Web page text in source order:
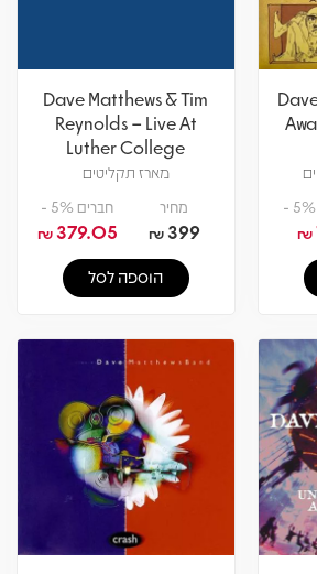
₪
Dave Matthews & Tim
Reynolds – Live At
Luther College
מארז תקליטים
מחיר
399
₪
חברים 5% -
379.05
₪
הוספה לסל